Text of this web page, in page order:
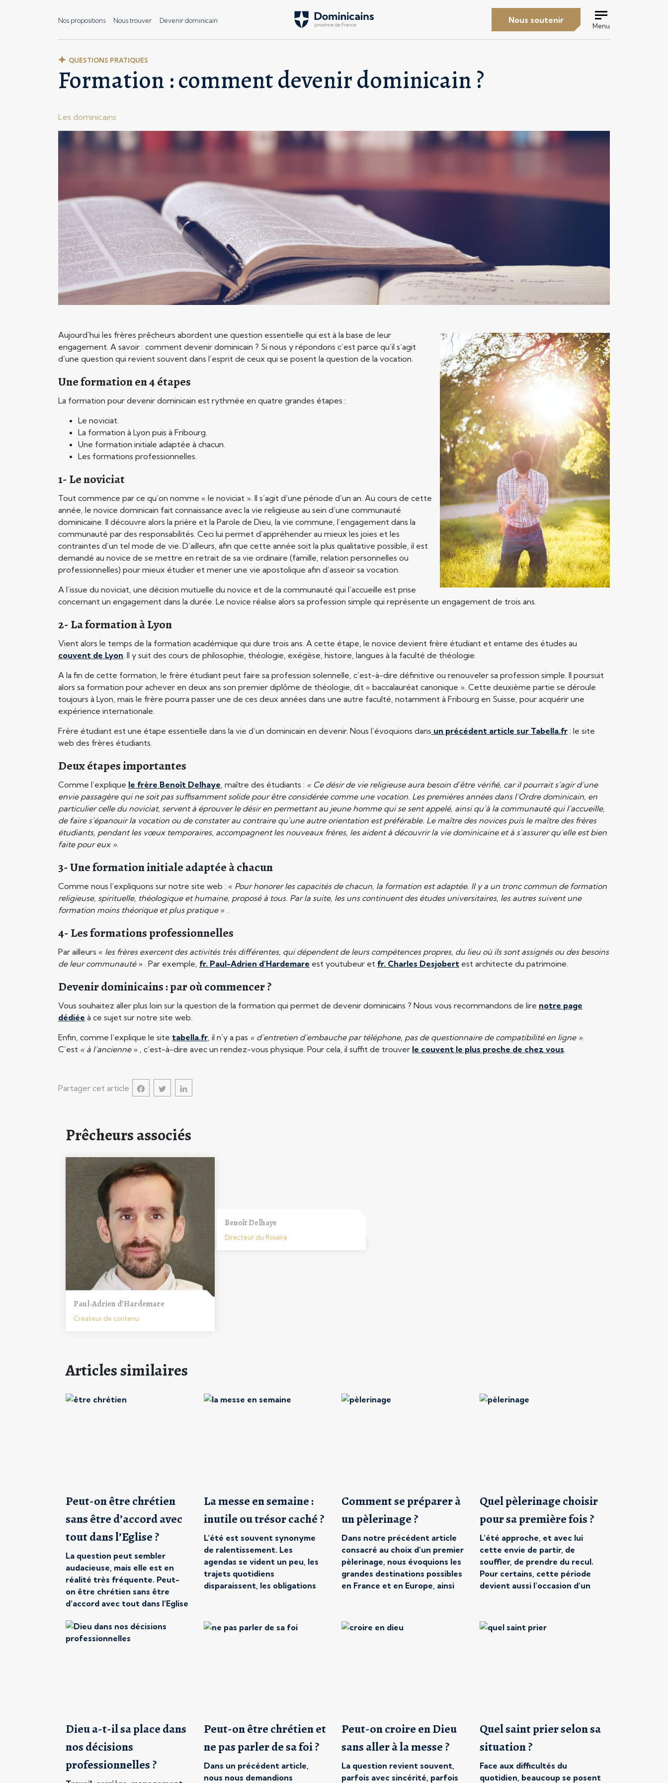
Nos propositions Nous trouver Devenir dominicain Nous soutenir
Menu
QUESTIONS PRATIQUES
Formation : comment devenir dominicain ?
Les dominicains
Aujourd’hui les frères prêcheurs abordent une question essentielle qui est à la base de leur
engagement. A savoir : comment devenir dominicain ? Si nous y répondons c’est parce qu’il s’agit
d’une question qui revient souvent dans l’esprit de ceux qui se posent la question de la vocation.
Une formation en 4 étapes
La formation pour devenir dominicain est rythmée en quatre grandes étapes :
Le noviciat.
La formation à Lyon puis à Fribourg.
Une formation initiale adaptée à chacun.
Les formations professionnelles.
1-Le noviciat
Tout commence par ce qu’on nomme « le noviciat ». Il s’agit d’une période d’un an. Au cours de cette
année, le novice dominicain fait connaissance avec la vie religieuse au sein d’une communauté
dominicaine. Il découvre alors la prière et la Parole de Dieu, la vie commune, l’engagement dans la
communauté par des responsabilités. Ceci lui permet d’appréhender au mieux les joies et les
contraintes d’un tel mode de vie. D’ailleurs, afin que cette année soit la plus qualitative possible, il est
demandé au novice de se mettre en retrait de sa vie ordinaire (famille, relation personnelles ou
professionnelles) pour mieux étudier et mener une vie apostolique afin d’asseoir sa vocation.
A l’issue du noviciat, une décision mutuelle du novice et de la communauté qui l’accueille est prise
concernant un engagement dans la durée. Le novice réalise alors sa profession simple qui représente un engagement de trois ans.
2- La formation à Lyon
Vient alors le temps de la formation académique qui dure trois ans. A cette étape, le novice devient frère étudiant et entame des études au
couvent de Lyon . Il y suit des cours de philosophie, théologie, exégèse, histoire, langues à la faculté de théologie.
A la fin de cette formation, le frère étudiant peut faire sa profession solennelle, c’est-à-dire définitive ou renouveler sa profession simple. Il poursuit
alors sa formation pour achever en deux ans son premier diplôme de théologie, dit « baccalauréat canonique ». Cette deuxième partie se déroule
toujours à Lyon, mais le frère pourra passer une de ces deux années dans une autre faculté, notamment à Fribourg en Suisse, pour acquérir une
expérience internationale.
Frère étudiant est une étape essentielle dans la vie d’un dominicain en devenir. Nous l’évoquions dans un précédent article sur Tabella.fr : le site
web des frères étudiants.
Deux étapes importantes
Comme l’explique le frère Benoît Delhaye , maître des étudiants : « Ce désir de vie religieuse aura besoin d’être vérifié, car il pourrait s’agir d’une
envie passagère qui ne soit pas suffisamment solide pour être considérée comme une vocation. Les premières années dans l’Ordre dominicain, en
particulier celle du noviciat, servent à éprouver le désir en permettant au jeune homme qui se sent appelé, ainsi qu’à la communauté qui l’accueille,
de faire s’épanouir la vocation ou de constater au contraire qu’une autre orientation est préférable. Le maître des novices puis le maître des frères
étudiants, pendant les vœux temporaires, accompagnent les nouveaux frères, les aident à découvrir la vie dominicaine et à s’assurer qu’elle est bien
faite pour eux »
3- Une formation initiale adaptée à chacun
Comme nous l’expliquons sur notre site web : « Pour honorer les capacités de chacun, la formation est adaptée. Il y a un tronc commun de formation
religieuse, spirituelle, théologique et humaine, proposé à tous. Par la suite, les uns continuent des études universitaires, les autres suivent une
formation moins théorique et plus pratique» .
4- Les formations professionnelles
Par ailleurs « les frères exercent des activités très différentes, qui dépendent de leurs compétences propres, du lieu où ils sont assignés ou des besoins
de leur communauté» . Par exemple, fr. Paul-Adrien d’Hardemare est youtubeur et fr. Charles Desjobert est architecte du patrimoine.
Devenir dominicains : par où commencer ?
Vous souhaitez aller plus loin sur la question de la formation qui permet de devenir dominicains ? Nous vous recommandons de lire notre page
dédiée à ce sujet sur notre site web.
Enfin, comme l’explique le site tabella.fr , il n’y a pas « d’entretien d’embauche par téléphone, pas de questionnaire de compatibilité en ligne »
C’est « à l’ancienne» , c’est-à-dire avec un rendez-vous physique. Pour cela, il suffit de trouver le couvent le plus proche de chez vous
Partager cet article
Prêcheurs associés
Paul-Adrien d’Hardemare
Créateur de contenu
Benoît Delhaye
Directeur du Rosaire
Articles similaires
Peut-on être chrétien
sans être d’accord avec
tout dans l’Eglise ?
La question peut sembler
audacieuse, mais elle est en
réalité très fréquente. Peut-
on être chrétien sans être
d’accord avec tout dans l’Eglise
posent un jour ou l’autre. Une
déclaration du pape, une
La messe en semaine :
inutile ou trésor caché ?
L’été est souvent synonyme
de ralentissement. Les
agendas se vident un peu, les
trajets quotidiens
disparaissent, les obligations
période propice au repos. Mais
c’est aussi parfois un moment
Comment se préparer à
un pèlerinage ?
Dans notre précédent article
consacré au choix d’un premier
pèlerinage, nous évoquions les
grandes destinations possibles
en France et en Europe, ainsi
: comment bien se préparer à
un pèlerinage ? Car partir ne
Quel pèlerinage choisir
pour sa première fois ?
L’été approche, et avec lui
cette envie de partir, de
souffler, de prendre du recul.
Pour certains, cette période
devient aussi l’occasion d’un
revient souvent : lequel choisir
pour sa première fois ?
Dieu a-t-il sa place dans
nos décisions
professionnelles ?
Peut-on être chrétien et
ne pas parler de sa foi ?
Dans un précédent article,
nous nous demandions
Peut-on croire en Dieu
sans aller à la messe ?
La question revient souvent,
parfois avec sincérité, parfois
Quel saint prier selon sa
situation ?
Face aux difficultés du
quotidien, beaucoup se posent